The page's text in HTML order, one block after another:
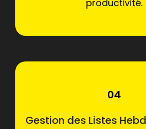
productivité.
04
Gestion des Listes